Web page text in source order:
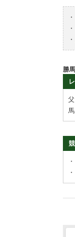
・
・
・
勝
・
・